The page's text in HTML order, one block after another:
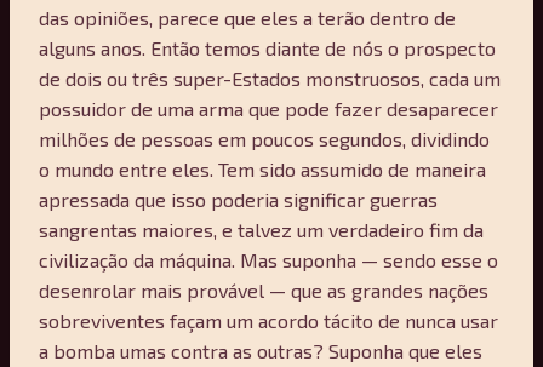
das opiniões, parece que eles a terão dentro de
alguns anos. Então temos diante de nós o prospecto
de dois ou três super-Estados monstruosos, cada um
possuidor de uma arma que pode fazer desaparecer
milhões de pessoas em poucos segundos, dividindo
o mundo entre eles. Tem sido assumido de maneira
apressada que isso poderia significar guerras
sangrentas maiores, e talvez um verdadeiro fim da
civilização da máquina. Mas suponha — sendo esse o
desenrolar mais provável — que as grandes nações
sobreviventes façam um acordo tácito de nunca usar
a bomba umas contra as outras? Suponha que eles